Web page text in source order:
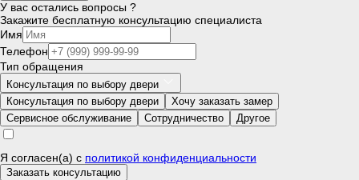
У вас остались вопросы ?
Закажите бесплатную консультацию специалиста
Имя
Телефон
Тип обращения
Консультация по выбору двери
Консультация по выбору двери
Хочу заказать замер
Сервисное обслуживание
Сотрудничество Другое
Я согласен(а) c политикой конфиденциальности
Заказать консультацию